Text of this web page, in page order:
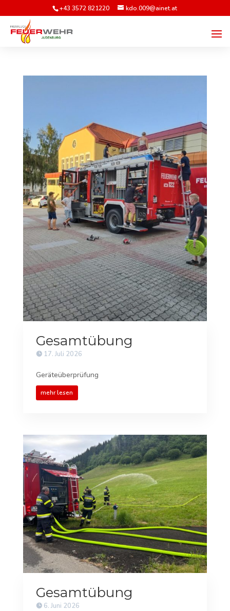
+43 3572 821220 kdo.009@ainet.at
Gesamtübung
17. Juli 2026
Geräteüberprüfung
mehr lesen
Gesamtübung
6. Juni 2026